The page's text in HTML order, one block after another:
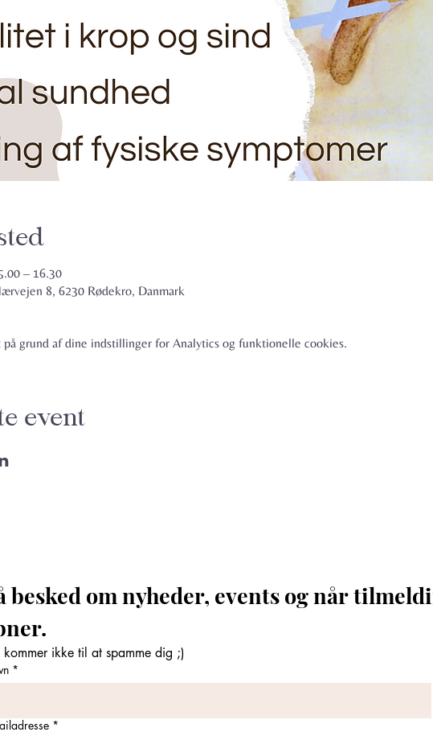
– 16.30
8, 6230 Rødekro, Danmark
grund af dine indstillinger for Analytics og funktionelle cookies.
event
besked om nyheder, events og når
kommer ikke til at spamme dig ;)
*
*